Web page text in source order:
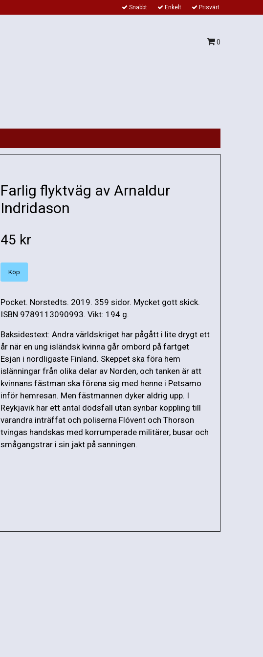
Snabbt Enkelt Prisvärt
0
Farlig flyktväg av Arnaldur
Indridason
45 kr
Köp
Pocket. Norstedts. 2019. 359 sidor. Mycket gott skick.
ISBN 9789113090993. Vikt: 194 g.
Baksidestext: Andra världskriget har pågått i lite drygt ett
år när en ung isländsk kvinna går ombord på fartget
Esjan i nordligaste Finland. Skeppet ska föra hem
islänningar från olika delar av Norden, och tanken är att
kvinnans fästman ska förena sig med henne i Petsamo
inför hemresan. Men fästmannen dyker aldrig upp. I
Reykjavik har ett antal dödsfall utan synbar koppling till
varandra inträffat och poliserna Flóvent och Thorson
tvingas handskas med korrumperade militärer, busar och
smågangstrar i sin jakt på sanningen.